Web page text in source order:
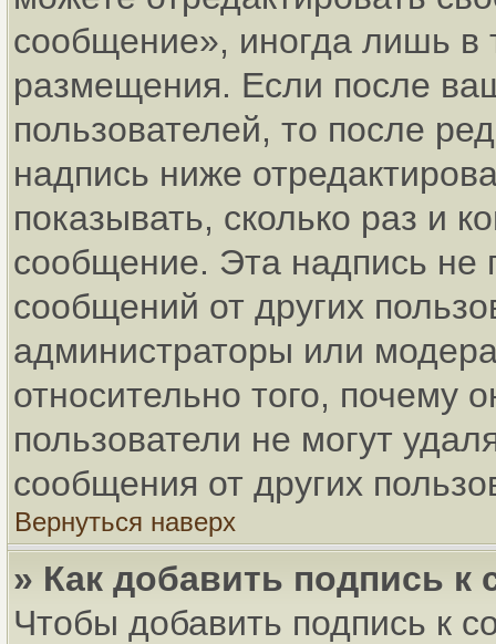
сообщение», иногда лишь в
размещения. Если после
пользователей, то после
надпись ниже
показывать, сколько раз и
сообщение. Эта надпись не
сообщений от других
администраторы или
относительно того,
пользователи не могут
сообщения от других
Вернуться наверх
» Как добавить подпись
Чтобы добавить подпись к